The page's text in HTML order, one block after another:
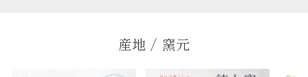
産地 / 窯元